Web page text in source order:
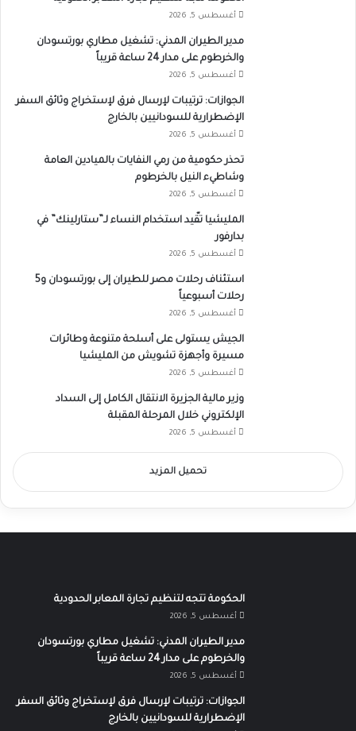
أغسطس 5, 2026
مدير الطيران المدني: تشغيل مطاري بورتسودان
والخرطوم على مدار 24 ساعة قريباً
أغسطس 5, 2026
الجوازات: ترتيبات لإرسال فرق لإستخراج وثائق السفر
الإضطرارية للسودانيين بالخارج
أغسطس 5, 2026
تحذر حكومية من رمي النفايات بالميادين العامة
وشاطيء النيل بالخرطوم
أغسطس 5, 2026
المليشيا تقّيد استخدام النساء لـ”ستارلينك” في
بدارفور
أغسطس 5, 2026
استئناف رحلات مصر للطيران إلى بورتسودان و5
رحلات أسبوعياً
أغسطس 5, 2026
الجيش يستولى على أسلحة متنوعة وطائرات
مسيرة وأجهزة تشويش من المليشيا
أغسطس 5, 2026
وزير مالية الجزيرة الانتقال الكامل إلى السداد
الإلكتروني خلال المرحلة المقبلة
أغسطس 5, 2026
تحميل المزيد
الحكومة تتجه لتنظيم تجارة المعابر الحدودية
أغسطس 5, 2026
مدير الطيران المدني: تشغيل مطاري بورتسودان
والخرطوم على مدار 24 ساعة قريباً
أغسطس 5, 2026
الجوازات: ترتيبات لإرسال فرق لإستخراج وثائق السفر
الإضطرارية للسودانيين بالخارج